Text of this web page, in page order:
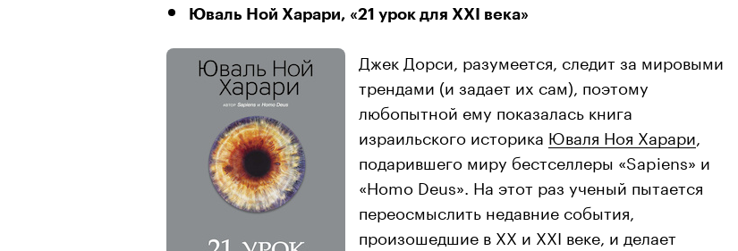
Юваль Ной Харари, «21 урок для XXI века»
Джек Дорси, разумеется, следит за мировыми
трендами (и задает их сам), поэтому
любопытной ему показалась книга
израильского историка Юваля Ноя Харари
подарившего миру бестселлеры «Sapiens» и
«Homo Deus». На этот раз ученый пытается
переосмыслить недавние события,
произошедшие в XX и XXI веке, и делает